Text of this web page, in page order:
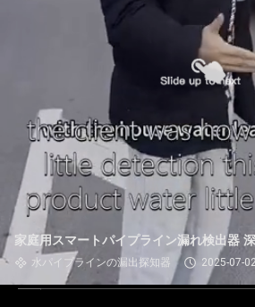
家庭用スマートパイプライン漏れ検出器
水パイプラインの漏出探知器 2025-07-